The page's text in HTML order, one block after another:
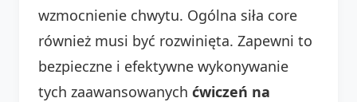
wzmocnienie chwytu. Ogólna siła core
również musi być rozwinięta. Zapewni to
bezpieczne i efektywne wykonywanie
tych zaawansowanych ćwiczeń na